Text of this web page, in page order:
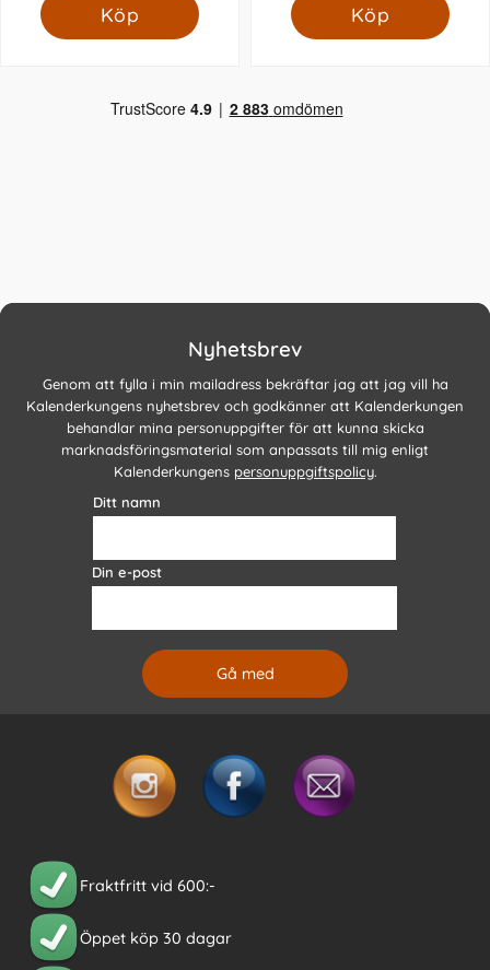
Köp
Köp
Nyhetsbrev
Genom att fylla i min mailadress bekräftar jag att jag vill ha
Kalenderkungens nyhetsbrev och godkänner att Kalenderkungen
behandlar mina personuppgifter för att kunna skicka
marknadsföringsmaterial som anpassats till mig enligt
Kalenderkungens personuppgiftspolicy.
Ditt namn
Din e-post
Fraktfritt vid 600:-
Öppet köp 30 dagar